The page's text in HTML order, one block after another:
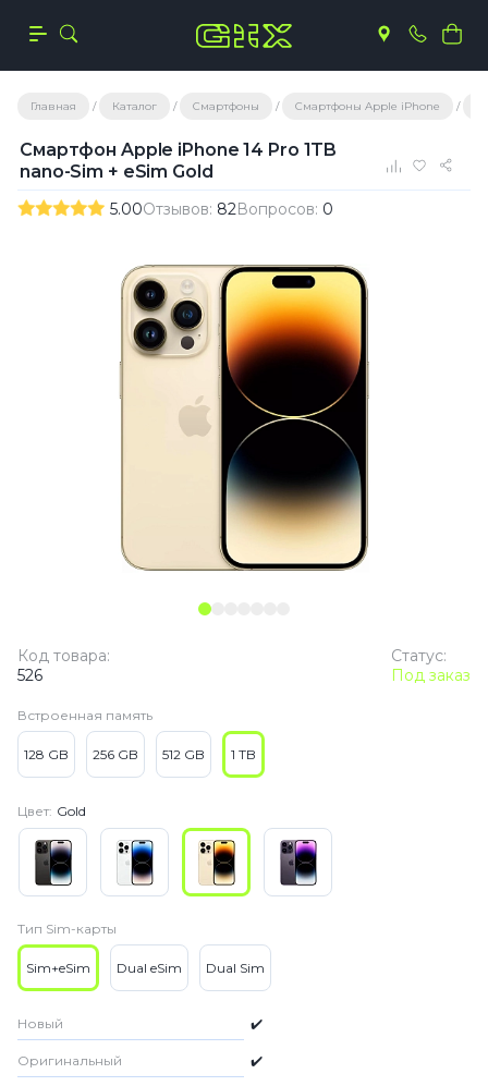
Главная Каталог Смартфоны Смартфоны Apple iPhone
Смартфон Apple iPhone 14 Pro 1TB
nano-Sim + eSim Gold
5.00Отзывов: 82Вопросов: 0
Статус:
Под заказ
Код товара:
526
Встроенная память
128 GB 256 GB 512 GB 1 TB
Цвет: Gold
Тип Sim-карты
Sim+eSim Dual eSim Dual Sim
Новый ✔️
Оригинальный ✔️